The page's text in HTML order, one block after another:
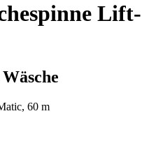
Lift-
60 m